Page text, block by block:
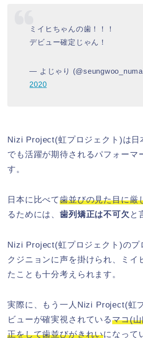
ミイヒちゃんの歯！！！
デビュー確定じゃん！
— よじゃり
2020
Nizi Project(虹プロジェクト)は日
でも活躍が期待されるパフォーマ
す。
日本に比べて歯並びの見た目に厳
るためには、歯列矯正は不可欠 と
Nizi Project(虹プロジェクト)のプ
クジニョンに声を掛けられ、ミイ
たことも十分考えられます。
実際に、もう一人Nizi Project(虹
ビューが確実視されているマコ(
正をして歯並びがきれいになって